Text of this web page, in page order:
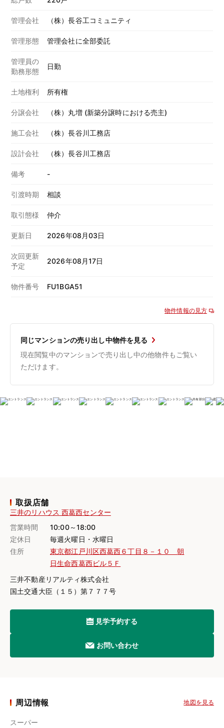
管理会社 （株）長谷工コミュニティ
管理形態 管理会社に全部委託
管理員の
勤務形態
日勤
土地権利 所有権
分譲会社 （株）丸増 (新築分譲時における売主)
施工会社 （株）長谷川工務店
設計会社 （株）長谷川工務店
備考 -
引渡時期 相談
取引態様 仲介
更新日 2026年08月03日
次回更新
予定
2026年08月17日
物件番号 FU1BGA51
物件情報の見方
同じマンションの売り出し中物件を見る
現在閲覧中のマンションで売り出し中の他物件もご覧い
ただけます。
取扱店舗
三井のリハウス 西葛西センター
営業時間
10:00～18:00
定休日
毎週火曜日・水曜日
住所
東京都江戸川区西葛西６丁目８－１０ 朝
日生命西葛西ビル５Ｆ
三井不動産リアルティ株式会社
国土交通大臣（１５）第７７７号
見学予約する
お問い合わせ
周辺情報 地図を見る
スーパー